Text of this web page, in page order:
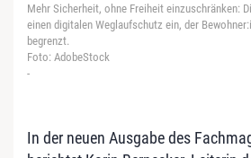
Mehr Sicherheit, ohne Freiheit einzuschränken:
einen digitalen Weglaufschutz ein, der
begrenzt.
Foto: AdobeStock
-
In der neuen Ausgabe des